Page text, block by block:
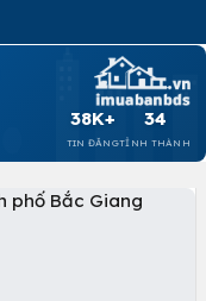
38K+
TIN ĐĂNG
34
TỈNH THÀNH